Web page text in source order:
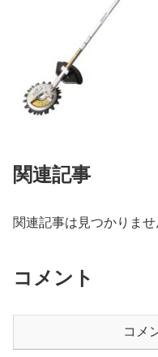
関連記事
関連記事は見つかりませ
コメント
コメ